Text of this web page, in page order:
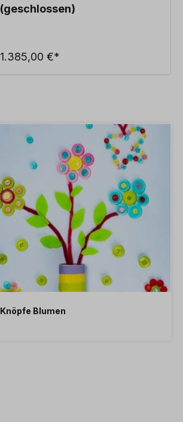
(geschlossen)
1.385,00 €*
Knöpfe Blumen